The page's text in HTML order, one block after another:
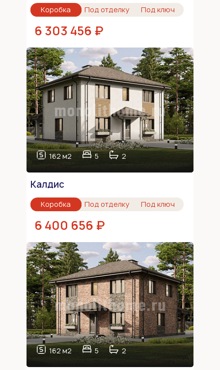
Коробка Под отделку Под ключ
6 303 456 ₽
162 м2 5 2
Калдис
Коробка Под отделку Под ключ
6 400 656 ₽
162 м2 5 2